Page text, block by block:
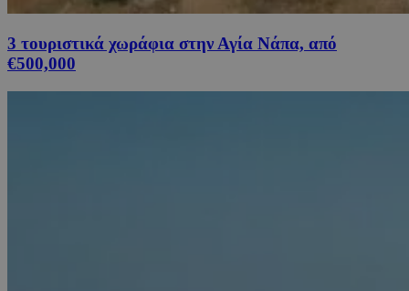
3 τουριστικά χωράφια στην Αγία Νάπα, από
€500,000